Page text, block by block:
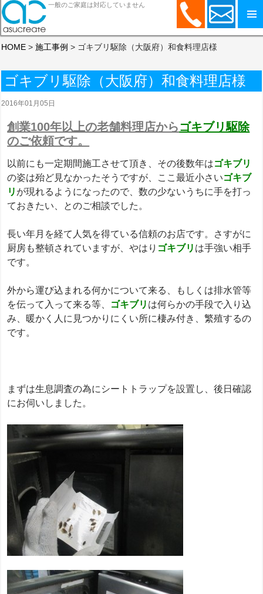
コンテンツへスキップ
一般のご家庭は対応していません
HOME >施工事例 > ゴキブリ駆除（大阪府）和食料理店様
ゴキブリ駆除（大阪府）和食料理店様
2016年01月05日
創業100年以上の老舗料理店からゴキブリ駆除
のご依頼です。
以前にも一定期間施工させて頂き、その後数年はゴキブリ
の姿は殆ど見なかったそうですが、ここ最近小さいゴキブ
リ が現れるようになったので、数の少ないうちに手を打っ
ておきたい、とのご相談でした。
長い年月を経て人気を得ている信頼のお店です。さすがに
厨房も整頓されていますが、やはり ゴキブリ は手強い相手
です。
外から運び込まれる何かについて来る、もしくは排水管等
を伝って入って来る等、
ゴキブリ は何らかの手段で入り込
み、暖かく人に見つかりにくい所に棲み付き、繁殖するの
です。
まずは生息調査の為にシートトラップを設置し、後日確認
にお伺いしました。